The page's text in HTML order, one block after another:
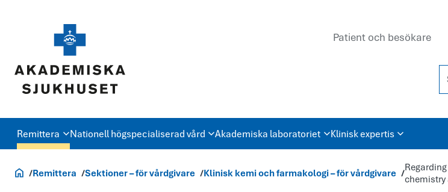
Patient och besökare
Remittera Nationell högspecialiserad vård Akademiska laboratoriet Klinisk expertis
Vårdgivare
Remittera Sektioner – för vårdgivare Klinisk kemi och farmakologi – för vårdgivare